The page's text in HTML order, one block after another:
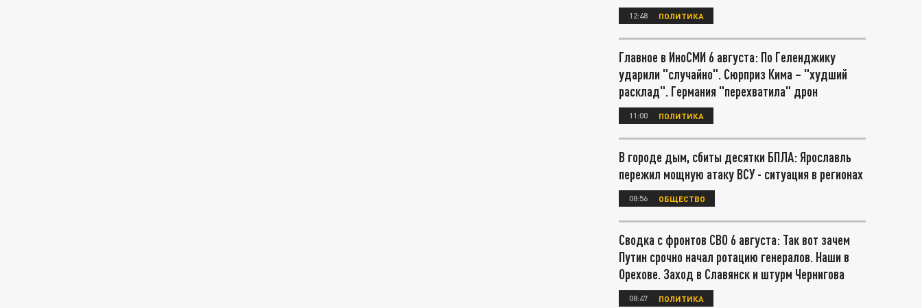
12:48 ПОЛИТИКА
Главное в ИноСМИ 6 августа: По Геленджику
ударили "случайно". Сюрприз Кима – "худший
расклад". Германия "перехватила" дрон
11:00 ПОЛИТИКА
В городе дым, сбиты десятки БПЛА: Ярославль
пережил мощную атаку ВСУ - ситуация в регионах
08:56 ОБЩЕСТВО
Сводка с фронтов СВО 6 августа: Так вот зачем
Путин срочно начал ротацию генералов. Наши в
Орехове. Заход в Славянск и штурм Чернигова
08:47 ПОЛИТИКА